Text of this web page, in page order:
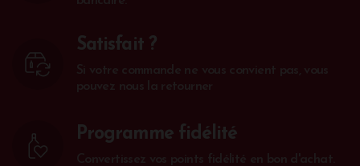
Satisfait ?
Programme fidélité